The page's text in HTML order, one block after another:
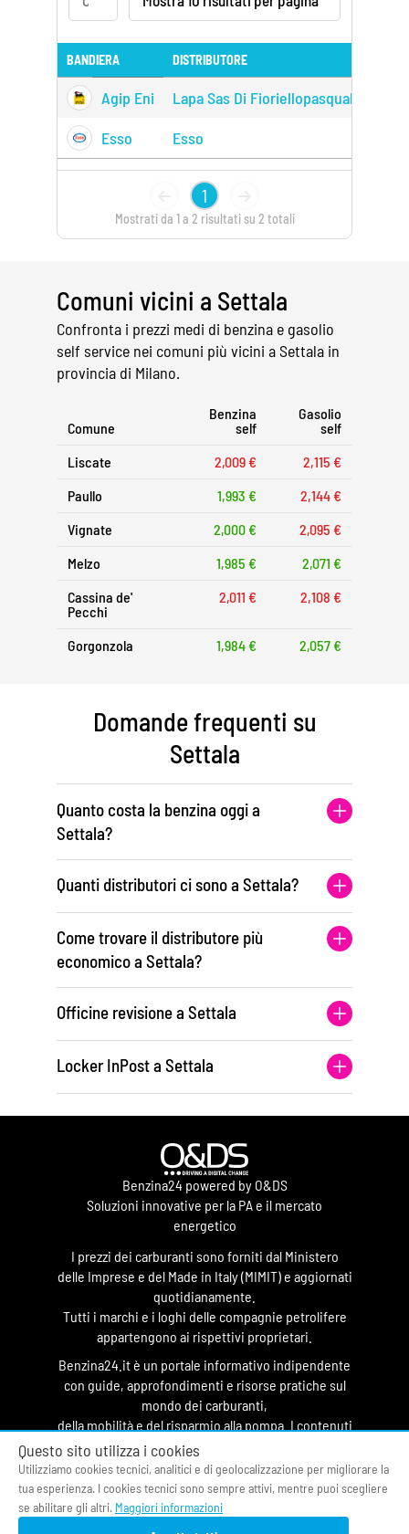
BANDIERA DISTRIBUTORE
Agip Eni
Lapa Sas Di Fioriellopasquale & C.
Esso
Esso
1
Mostrati da 1 a 2 risultati su 2 totali
Comuni vicini a Settala
Confronta i prezzi medi di benzina e gasolio
self service nei comuni più vicini a Settala in
provincia di Milano.
Comune
Benzina
self
Gasolio
self
Liscate
2,009 €
2,115 €
Paullo
1,993 €
2,144 €
Vignate
2,000 €
2,095 €
Melzo
1,985 €
2,071 €
Cassina de'
Pecchi
2,011 € 2,108 €
Gorgonzola 1,984 € 2,057 €
Domande frequenti su
Settala
Quanto costa la benzina oggi a
Settala?
Quanti distributori ci sono a Settala?
Come trovare il distributore più
economico a Settala?
Officine revisione a Settala
Locker InPost a Settala
Benzina24 powered by O&DS
Soluzioni innovative per la PA e il mercato
energetico
I prezzi dei carburanti sono forniti dal Ministero
delle Imprese e del Made in Italy (MIMIT) e aggiornati
quotidianamente.
Tutti i marchi e i loghi delle compagnie petrolifere
appartengono ai rispettivi proprietari.
Benzina24.it è un portale informativo indipendente
con guide, approfondimenti e risorse pratiche sul
mondo dei carburanti,
della mobilità e del risparmio alla pompa. I contenuti
hanno finalità divulgativa e non costituiscono
testata giornalistica.
© 2026 O&DS S.r.l.
CF & P.IVA 05058400964
Questo sito utilizza i cookies
Utilizziamo cookies tecnici, analitici e di geolocalizzazione per migliorare la
tua esperienza. I cookies tecnici sono sempre attivi, mentre puoi scegliere
se abilitare gli altri. Maggiori informazioni